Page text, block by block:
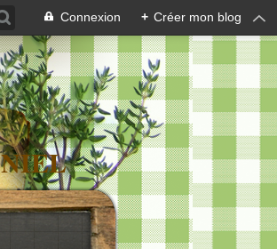
Connexion + Créer mon blog